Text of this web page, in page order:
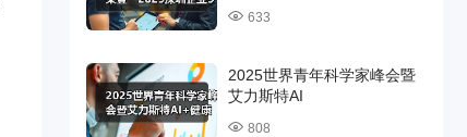
633
2025世界青年科学家峰会暨
艾力斯特AI
808